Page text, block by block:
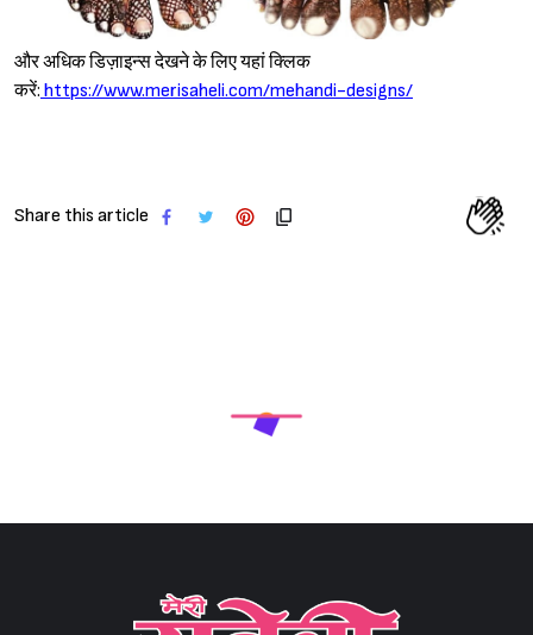
और अधिक डिज़ाइन्स देखने के लिए यहां क्लिक
करें: https://www.merisaheli.com/mehandi-designs/
Share this article